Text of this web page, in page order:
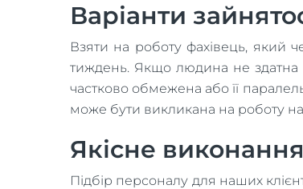
Варіанти
Взяти на роботу фахівець, який
тиждень. Якщо людина не здатна
частково обмежена або її
може бути викликана на роботу
Якісне
Підбір персоналу для наших